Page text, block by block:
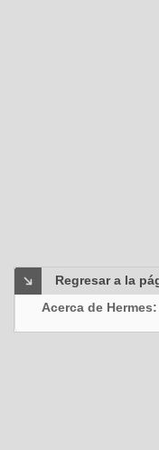
Regresar a la
Acerca de Hermes: